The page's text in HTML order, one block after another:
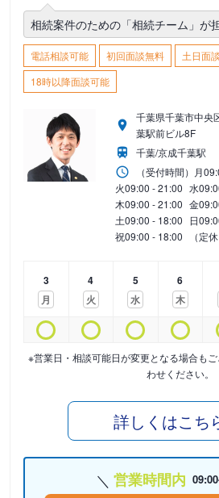
相続案件のための「相続チーム」が
電話相談可能 初回面談無料
土日面
18時以降面談可能
千葉県千葉市中央
葉駅前ビル8F
千葉/京成千葉駅
（受付時間） 月
火09:00 - 21:00 水
木09:00 - 21:00 金
土09:00 - 18:00 日
祝09:00 - 18:00 （定
3
月
4
火
5
水
6
木
※営業日・相談可能日が変更となる場合も
わせください。
詳しくはこち
営業時間内